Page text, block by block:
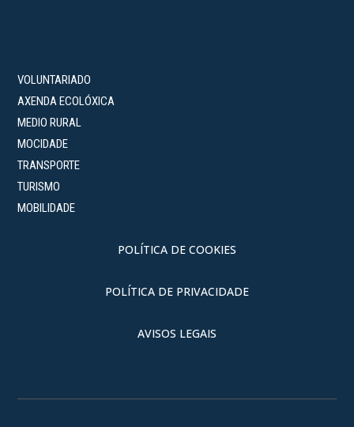
VOLUNTARIADO
AXENDA ECOLÓXICA
MEDIO RURAL
MOCIDADE
TRANSPORTE
TURISMO
MOBILIDADE
POLÍTICA DE COOKIES
POLÍTICA DE PRIVACIDADE
AVISOS LEGAIS